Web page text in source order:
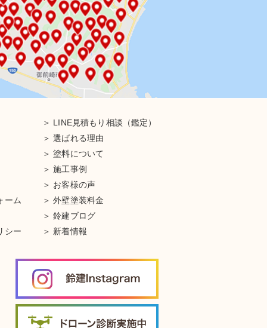
LINE見積もり相談（鑑定）
選ばれる理由
塗料について
施工事例
お客様の声
ーム
外壁塗装料金
鈴建ブログ
シー
新着情報